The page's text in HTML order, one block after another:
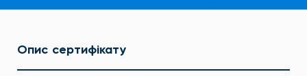
Опис сертифікату